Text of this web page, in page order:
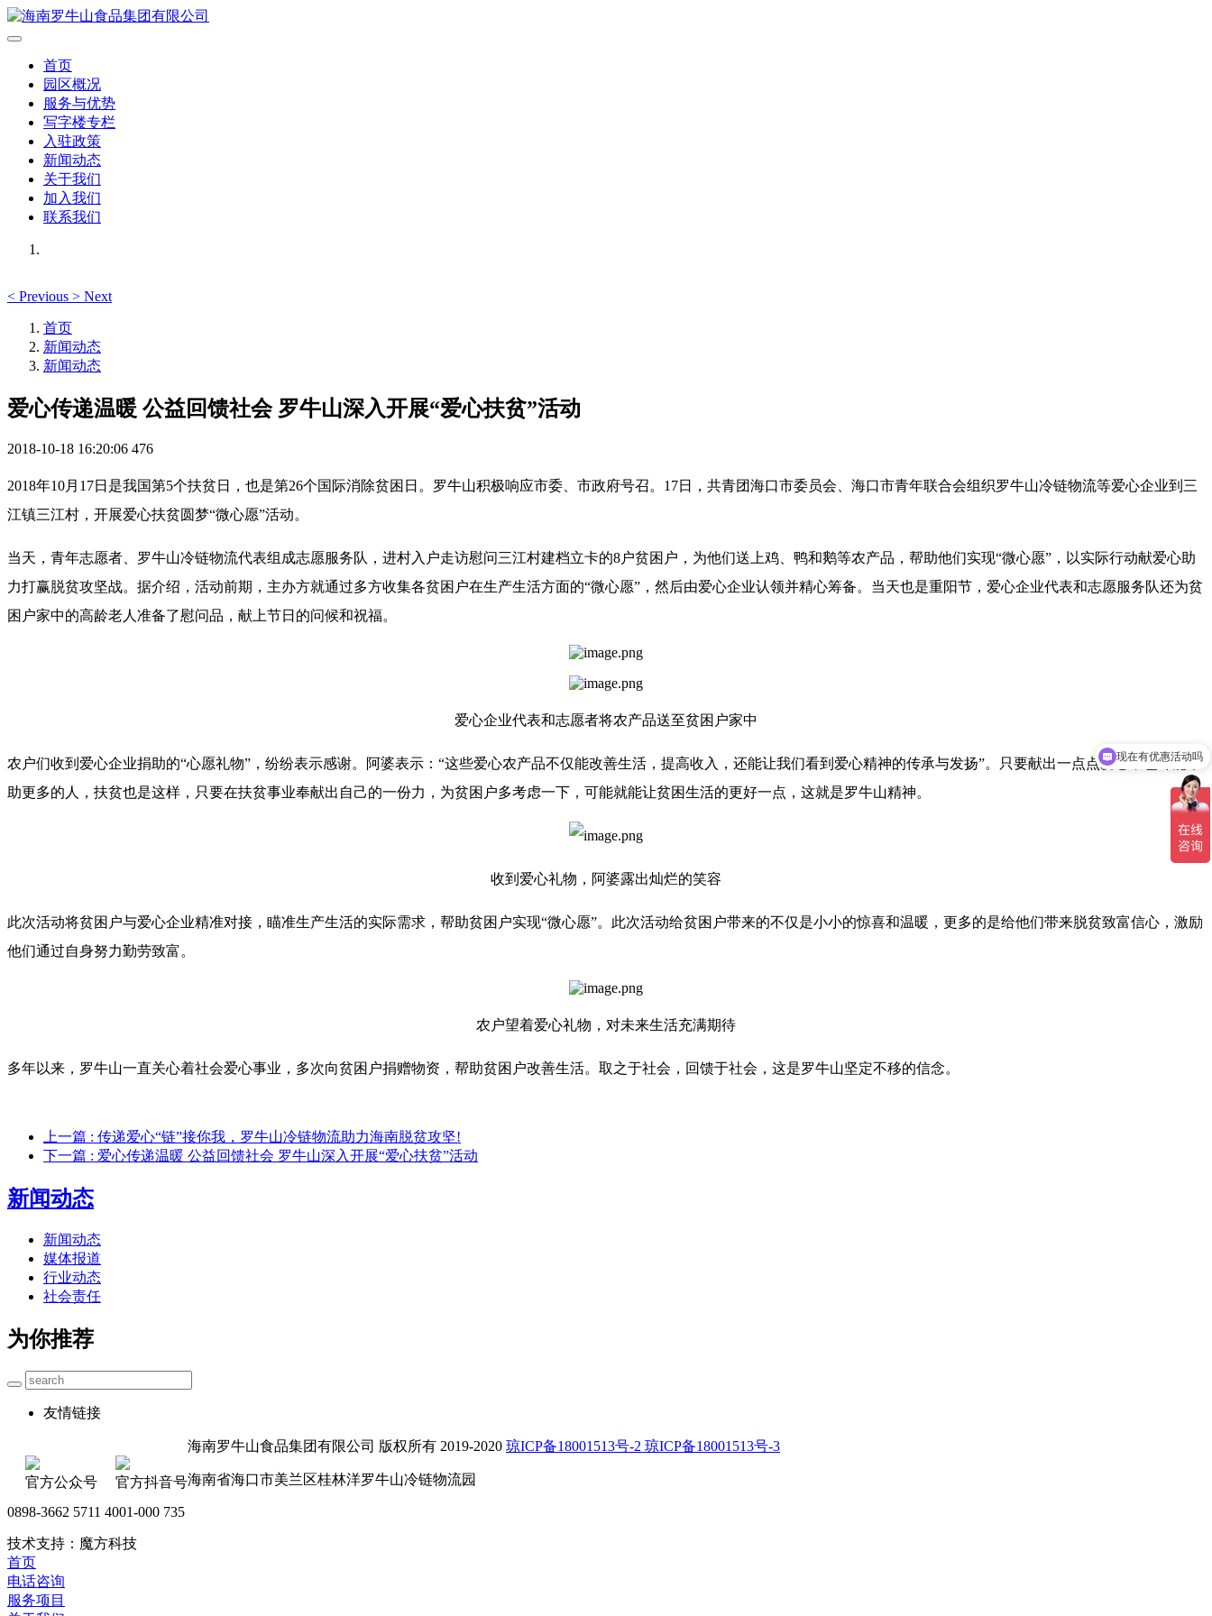
首页
园区概况
服务与优势
写字楼专栏
入驻政策
新闻动态
关于我们
加入我们
联系我们
< Previous > Next
首页
新闻动态
新闻动态
爱心传递温暖 公益回馈社会 罗牛山深入开展“爱心扶贫”活动
2018-10-18 16:20:06 476
2018年10月17日是我国第5个扶贫日，也是第26个国际消除贫困日。罗牛山积极响应市委、市政府号召。17日，共青团海口市委员会、海口市青年联合会组织罗牛山冷链物流等爱心企业到三
江镇三江村，开展爱心扶贫圆梦“微心愿”活动。
当天，青年志愿者、罗牛山冷链物流代表组成志愿服务队，进村入户走访慰问三江村建档立卡的8户贫困户，为他们送上鸡、鸭和鹅等农产品，帮助他们实现“微心愿”，以实际行动献爱心助
力打赢脱贫攻坚战。据介绍，活动前期，主办方就通过多方收集各贫困户在生产生活方面的“微心愿”，然后由爱心企业认领并精心筹备。当天也是重阳节，爱心企业代表和志愿服务队还为贫
困户家中的高龄老人准备了慰问品，献上节日的问候和祝福。
爱心企业代表和志愿者将农产品送至贫困户家中
农户们收到爱心企业捐助的“心愿礼物”，纷纷表示感谢。阿婆表示：“这些爱心农产品不仅能改善生活，提高收入，还能让我们看到爱心精神的传承与发扬”。只要献出一点点爱心，也许能帮
助更多的人，扶贫也是这样，只要在扶贫事业奉献出自己的一份力，为贫困户多考虑一下，可能就能让贫困生活的更好一点，这就是罗牛山精神。
收到爱心礼物，阿婆露出灿烂的笑容
此次活动将贫困户与爱心企业精准对接，瞄准生产生活的实际需求，帮助贫困户实现“微心愿”。此次活动给贫困户带来的不仅是小小的惊喜和温暖，更多的是给他们带来脱贫致富信心，激励
他们通过自身努力勤劳致富。
农户望着爱心礼物，对未来生活充满期待
多年以来，罗牛山一直关心着社会爱心事业，多次向贫困户捐赠物资，帮助贫困户改善生活。取之于社会，回馈于社会，这是罗牛山坚定不移的信念。
上一篇 : 传递爱心“链”接你我，罗牛山冷链物流助力海南脱贫攻坚!
下一篇 : 爱心传递温暖 公益回馈社会 罗牛山深入开展“爱心扶贫”活动
新闻动态
新闻动态
媒体报道
行业动态
社会责任
为你推荐
友情链接
官方公众号 官方抖音号
海南罗牛山食品集团有限公司 版权所有 2019-2020 琼ICP备18001513号-2 琼ICP备18001513号-3
海南省海口市美兰区桂林洋罗牛山冷链物流园
0898-3662 5711 4001-000 735
技术支持：魔方科技
首页
电话咨询
服务项目
现在有优惠活动吗